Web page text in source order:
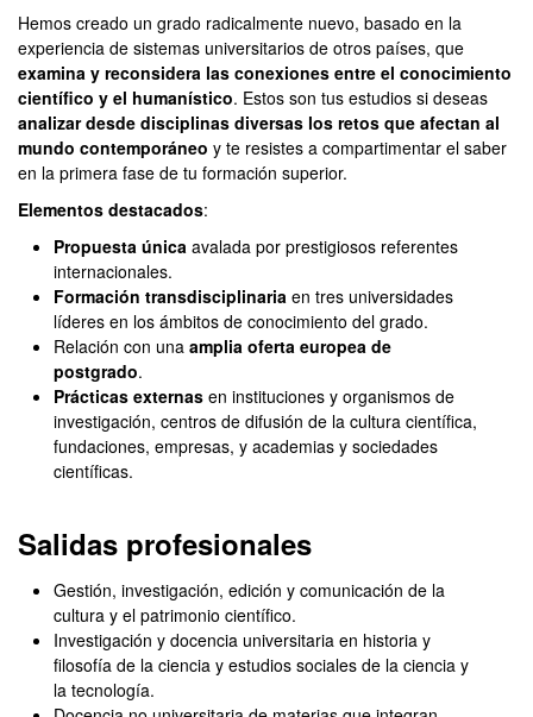
Hemos creado un grado radicalmente nuevo, basado en la
experiencia de sistemas universitarios de otros países, que
examina y reconsidera las conexiones entre el conocimiento
científico y el humanístico. Estos son tus estudios si deseas
analizar desde disciplinas diversas los retos que afectan al
mundo contemporáneo y te resistes a compartimentar el saber
en la primera fase de tu formación superior.
Elementos destacados:
Propuesta única avalada por prestigiosos referentes
internacionales.
Formación transdisciplinaria en tres universidades
líderes en los ámbitos de conocimiento del grado.
Relación con una amplia oferta europea de
postgrado.
Prácticas externas en instituciones y organismos de
investigación, centros de difusión de la cultura científica,
fundaciones, empresas, y academias y sociedades
científicas.
Salidas profesionales
Gestión, investigación, edición y comunicación de la
cultura y el patrimonio científico.
Investigación y docencia universitaria en historia y
filosofía de la ciencia y estudios sociales de la ciencia y
la tecnología.